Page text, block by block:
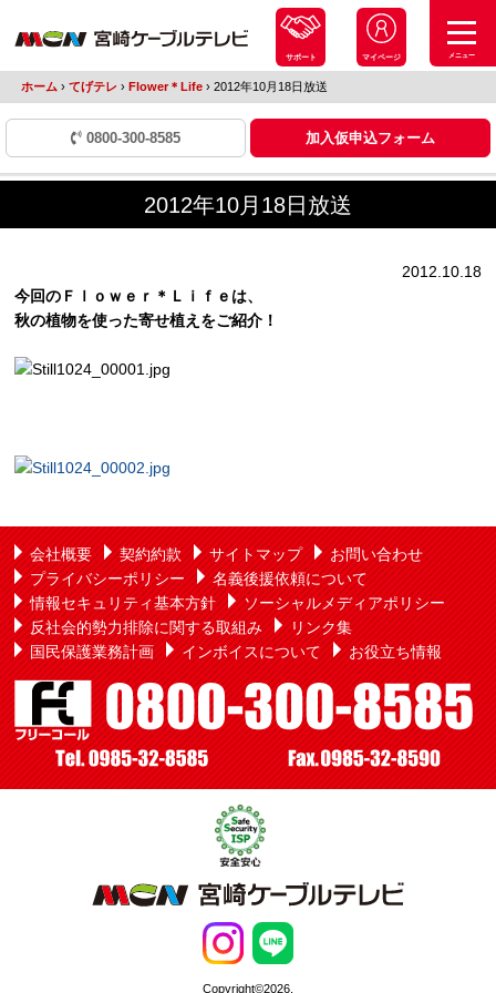
サポート マイページ メニュー
ホーム › てげテレ › Flower＊Life ›2012年10月18日放送
0800-300-8585 加入仮申込フォーム
2012年10月18日放送
2012.10.18
今回のＦｌｏｗｅｒ＊Ｌｉｆｅは、
秋の植物を使った寄せ植えをご紹介！
会社概要 契約約款 サイトマップ
お問い合わせ
プライバシーポリシー
名義後援依頼について
情報セキュリティ基本方針
ソーシャルメディアポリシー
反社会的勢力排除に関する取組み
リンク集
国民保護業務計画
インボイスについて お役立ち情報
Copyright©2026,